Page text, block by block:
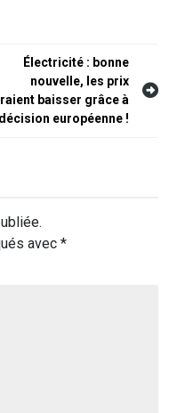
Électricité : bonne
nouvelle, les prix
baisser grâce à
européenne !
avec *